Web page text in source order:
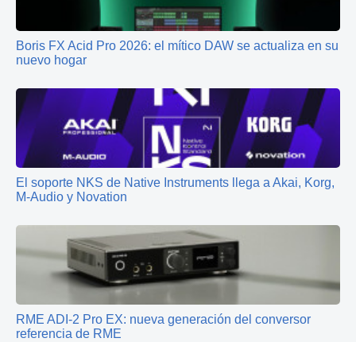
Boris FX Acid Pro 2026: el mítico DAW se actualiza en su
nuevo hogar
El soporte NKS de Native Instruments llega a Akai, Korg,
M-Audio y Novation
RME ADI‑2 Pro EX: nueva generación del conversor
referencia de RME